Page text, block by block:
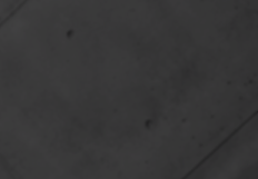
тенденциям
с другими
использовать его в
и лофта до